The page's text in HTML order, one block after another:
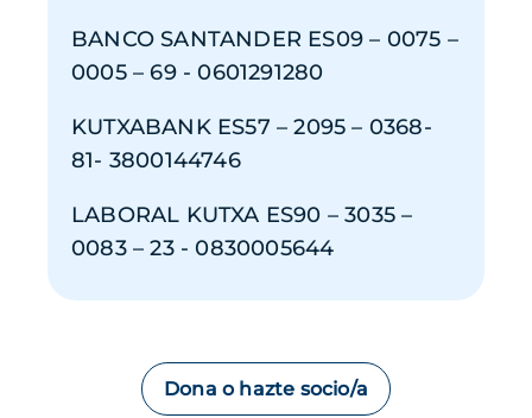
BANCO SANTANDER ES09 – 0075 –
0005 – 69 - 0601291280
KUTXABANK ES57 – 2095 – 0368-
81- 3800144746
LABORAL KUTXA ES90 – 3035 –
0083 – 23 - 0830005644
Dona o hazte socio/a